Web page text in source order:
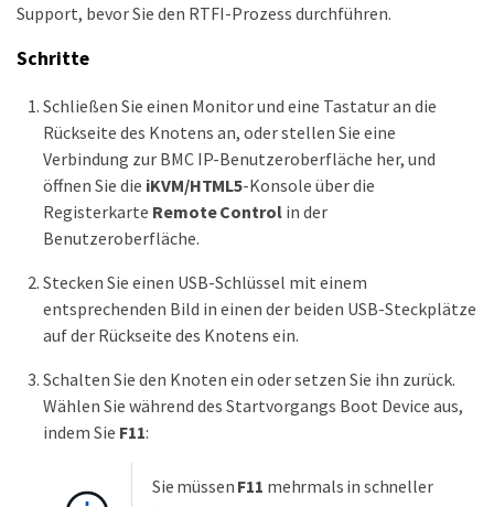
Support, bevor Sie den RTFI-Prozess durchführen.
Schritte
Schließen Sie einen Monitor und eine Tastatur an die
Rückseite des Knotens an, oder stellen Sie eine
Verbindung zur BMC IP-Benutzeroberfläche her, und
öffnen Sie die iKVM/HTML5-Konsole über die
Registerkarte Remote Controlin der
Benutzeroberfläche.
Stecken Sie einen USB-Schlüssel mit einem
entsprechenden Bild in einen der beiden USB-Steckplätze
auf der Rückseite des Knotens ein.
Schalten Sie den Knoten ein oder setzen Sie ihn zurück.
Wählen Sie während des Startvorgangs Boot Device aus,
indem Sie F11:
Sie müssen F11 mehrmals in schneller